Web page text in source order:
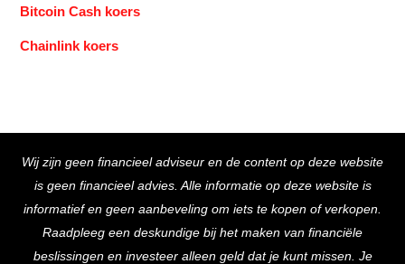
Bitcoin Cash koers
Chainlink koers
To
Top
Wij zijn geen financieel adviseur en de content op deze website
is geen financieel advies. Alle informatie op deze website is
informatief en geen aanbeveling om iets te kopen of verkopen.
Raadpleeg een deskundige bij het maken van financiële
beslissingen en investeer alleen geld dat je kunt missen. Je